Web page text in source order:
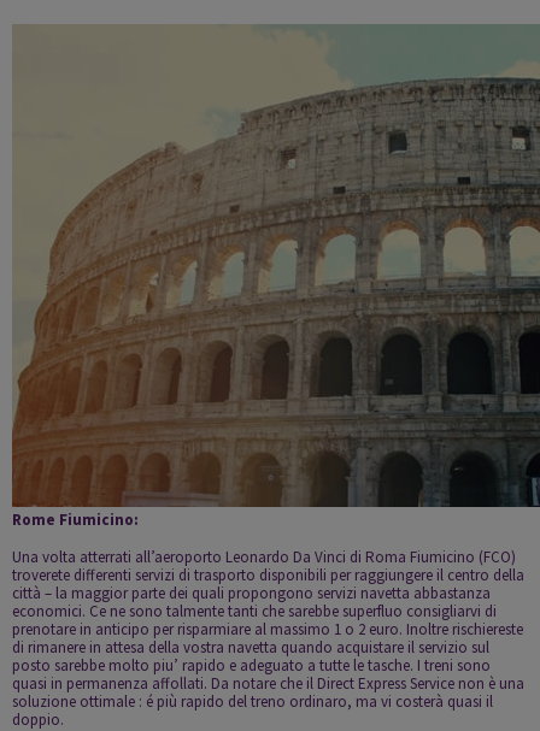
Rome Fiumicino:
Una volta atterrati all’aeroporto Leonardo Da Vinci di Roma Fiumicino (FCO)
troverete differenti servizi di trasporto disponibili per raggiungere il centro della
città – la maggior parte dei quali propongono servizi navetta abbastanza
economici. Ce ne sono talmente tanti che sarebbe superfluo consigliarvi di
prenotare in anticipo per risparmiare al massimo 1 o 2 euro. Inoltre rischiereste
di rimanere in attesa della vostra navetta quando acquistare il servizio sul
posto sarebbe molto piu’ rapido e adeguato a tutte le tasche. I treni sono
quasi in permanenza affollati. Da notare che il Direct Express Service non è una
soluzione ottimale : é più rapido del treno ordinaro, ma vi costerà quasi il
doppio.